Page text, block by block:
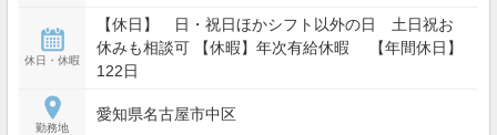
休日・休暇
【休日】 日・祝日ほかシフト以外の日 土日祝お
休みも相談可 【休暇】年次有給休暇 【年間休日】
122日
勤務地
愛知県名古屋市中区